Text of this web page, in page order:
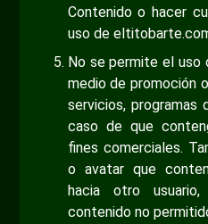
Contenido o hacer
uso de
No se permite el uso
medio de promoción
servicios, programas
caso de que
fines comerciales.
o avatar que
hacia otro
contenido no